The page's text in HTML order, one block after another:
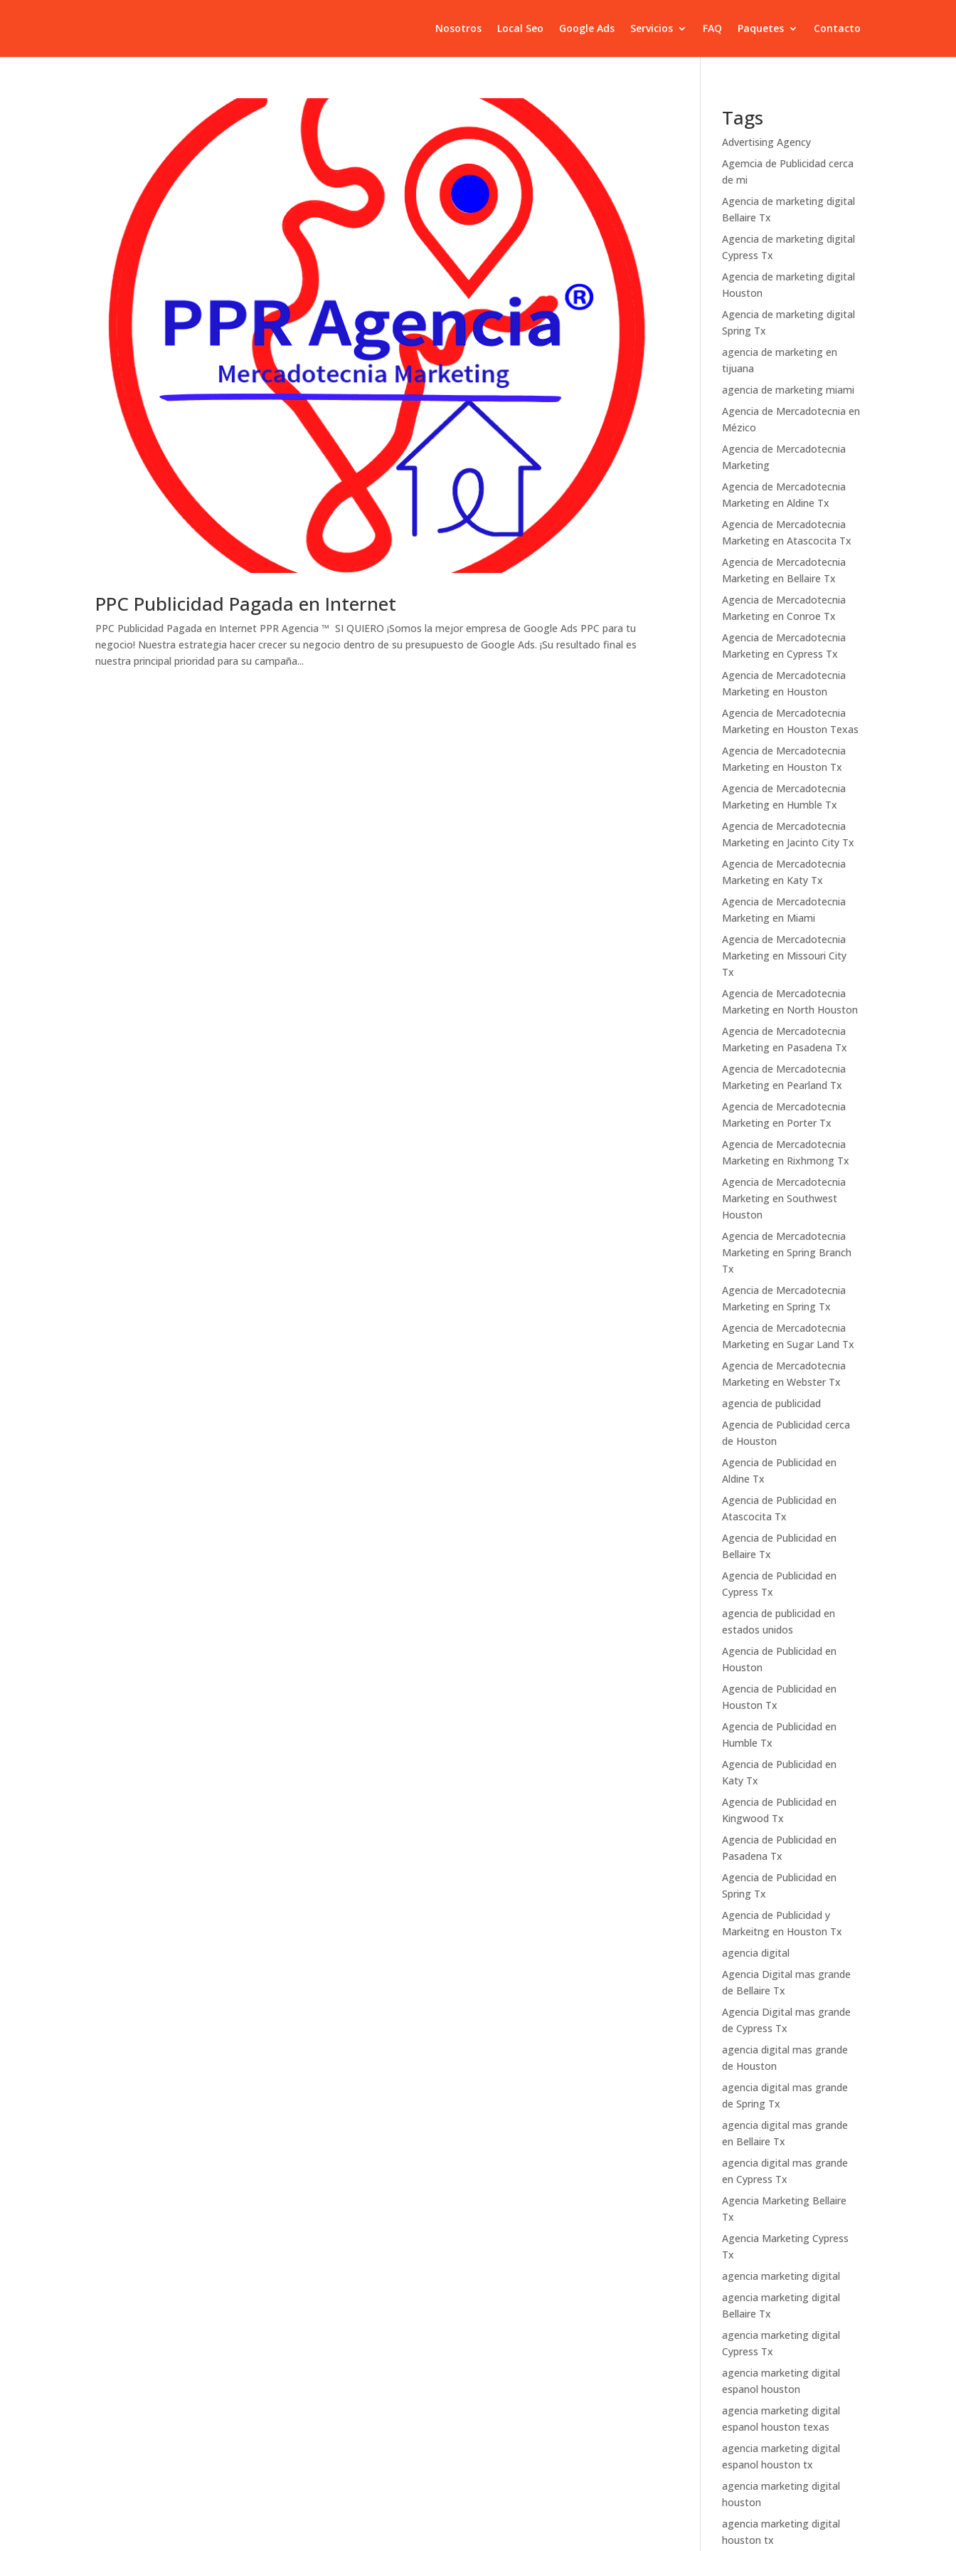
Nosotros Local Seo Google Ads Servicios FAQ Paquetes Contacto
PPC Publicidad Pagada en Internet
PPC Publicidad Pagada en Internet PPR Agencia ™ SI QUIERO ¡Somos la mejor empresa de Google Ads PPC para tu
negocio! Nuestra estrategia hacer crecer su negocio dentro de su presupuesto de Google Ads. ¡Su resultado final es
nuestra principal prioridad para su campaña...
Tags
Advertising Agency
Agemcia de Publicidad cerca
de mi
Agencia de marketing digital
Bellaire Tx
Agencia de marketing digital
Cypress Tx
Agencia de marketing digital
Houston
Agencia de marketing digital
Spring Tx
agencia de marketing en
tijuana
agencia de marketing miami
Agencia de Mercadotecnia en
Mézico
Agencia de Mercadotecnia
Marketing
Agencia de Mercadotecnia
Marketing en Aldine Tx
Agencia de Mercadotecnia
Marketing en Atascocita Tx
Agencia de Mercadotecnia
Marketing en Bellaire Tx
Agencia de Mercadotecnia
Marketing en Conroe Tx
Agencia de Mercadotecnia
Marketing en Cypress Tx
Agencia de Mercadotecnia
Marketing en Houston
Agencia de Mercadotecnia
Marketing en Houston Texas
Agencia de Mercadotecnia
Marketing en Houston Tx
Agencia de Mercadotecnia
Marketing en Humble Tx
Agencia de Mercadotecnia
Marketing en Jacinto City Tx
Agencia de Mercadotecnia
Marketing en Katy Tx
Agencia de Mercadotecnia
Marketing en Miami
Agencia de Mercadotecnia
Marketing en Missouri City
Tx
Agencia de Mercadotecnia
Marketing en North Houston
Agencia de Mercadotecnia
Marketing en Pasadena Tx
Agencia de Mercadotecnia
Marketing en Pearland Tx
Agencia de Mercadotecnia
Marketing en Porter Tx
Agencia de Mercadotecnia
Marketing en Rixhmong Tx
Agencia de Mercadotecnia
Marketing en Southwest
Houston
Agencia de Mercadotecnia
Marketing en Spring Branch
Tx
Agencia de Mercadotecnia
Marketing en Spring Tx
Agencia de Mercadotecnia
Marketing en Sugar Land Tx
Agencia de Mercadotecnia
Marketing en Webster Tx
agencia de publicidad
Agencia de Publicidad cerca
de Houston
Agencia de Publicidad en
Aldine Tx
Agencia de Publicidad en
Atascocita Tx
Agencia de Publicidad en
Bellaire Tx
Agencia de Publicidad en
Cypress Tx
agencia de publicidad en
estados unidos
Agencia de Publicidad en
Houston
Agencia de Publicidad en
Houston Tx
Agencia de Publicidad en
Humble Tx
Agencia de Publicidad en
Katy Tx
Agencia de Publicidad en
Kingwood Tx
Agencia de Publicidad en
Pasadena Tx
Agencia de Publicidad en
Spring Tx
Agencia de Publicidad y
Markeitng en Houston Tx
agencia digital
Agencia Digital mas grande
de Bellaire Tx
Agencia Digital mas grande
de Cypress Tx
agencia digital mas grande
de Houston
agencia digital mas grande
de Spring Tx
agencia digital mas grande
en Bellaire Tx
agencia digital mas grande
en Cypress Tx
Agencia Marketing Bellaire
Tx
Agencia Marketing Cypress
Tx
agencia marketing digital
agencia marketing digital
Bellaire Tx
agencia marketing digital
Cypress Tx
agencia marketing digital
espanol houston
agencia marketing digital
espanol houston texas
agencia marketing digital
espanol houston tx
agencia marketing digital
houston
agencia marketing digital
houston tx